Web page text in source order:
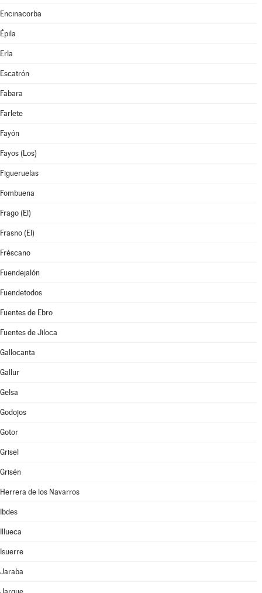
Encinacorba
Épila
Erla
Escatrón
Fabara
Farlete
Fayón
Fayos (Los)
Figueruelas
Fombuena
Frago (El)
Frasno (El)
Fréscano
Fuendejalón
Fuendetodos
Fuentes de Ebro
Fuentes de Jiloca
Gallocanta
Gallur
Gelsa
Godojos
Gotor
Grisel
Grisén
Herrera de los Navarros
Ibdes
Illueca
Isuerre
Jaraba